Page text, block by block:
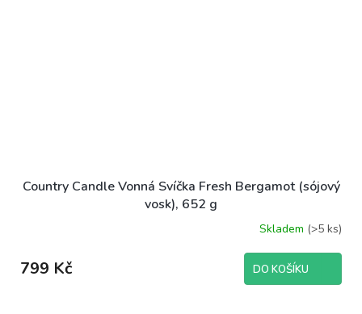
Country Candle Vonná Svíčka Fresh Bergamot (sójový
vosk), 652 g
Skladem (>5 ks)
799 Kč DO KOŠÍKU